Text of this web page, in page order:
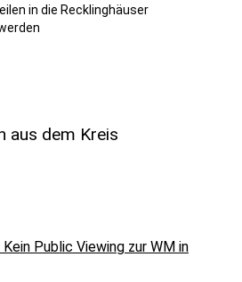
in die Recklinghäuser
aus dem Kreis
Public Viewing zur WM in